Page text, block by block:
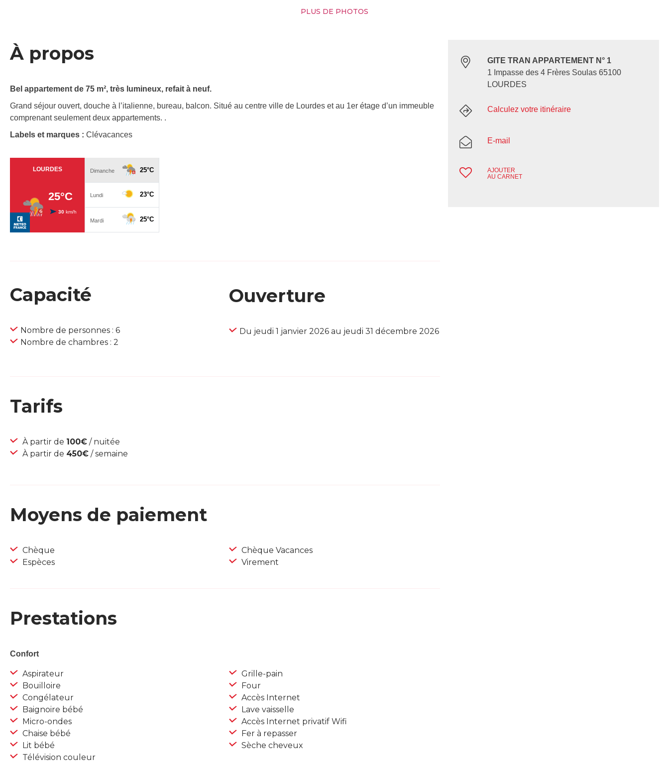
PLUS DE PHOTOS
À propos
Bel appartement de 75 m², très lumineux, refait à neuf.
Grand séjour ouvert, douche à l’italienne, bureau, balcon. Situé au centre ville de Lourdes et au 1er étage d’un immeuble
comprenant seulement deux appartements. .
Labels et marques : Clévacances
Capacité
Nombre de personnes : 6
Nombre de chambres : 2
Ouverture
Du jeudi 1 janvier 2026 au jeudi 31 décembre 2026
Tarifs
À partir de 100€ / nuitée
À partir de 450€ / semaine
Moyens de paiement
Chèque
Espèces
Chèque Vacances
Virement
Prestations
Confort
Aspirateur
Bouilloire
Congélateur
Baignoire bébé
Micro-ondes
Chaise bébé
Lit bébé
Télévision couleur
Grille-pain
Four
Accès Internet
Lave vaisselle
Accès Internet privatif Wifi
Fer à repasser
Sèche cheveux
GITE TRAN APPARTEMENT N° 1
1 Impasse des 4 Frères Soulas 65100
LOURDES
Calculez votre itinéraire
E-mail
AJOUTER
AU CARNET